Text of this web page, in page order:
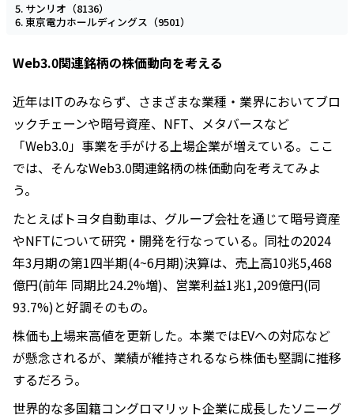
サンリオ（8136）
東京電力ホールディングス（9501）
Web3.0関連銘柄の株価動向を考える
近年はITのみならず、さまざまな業種・業界においてブロ
ックチェーンや暗号資産、NFT、メタバースなど
「Web3.0」事業を手がける上場企業が増えている。ここ
では、そんなWeb3.0関連銘柄の株価動向を考えてみよ
う。
たとえばトヨタ自動車は、グループ会社を通じて暗号資産
やNFTについて研究・開発を行なっている。同社の2024
年3月期の第1四半期(4~6月期)決算は、売上高10兆5,468
億円(前年 同期比24.2%増)、営業利益1兆1,209億円(同
93.7%)と好調そのもの。
株価も上場来高値を更新した。本業ではEVへの対応など
が懸念されるが、業績が維持されるなら株価も堅調に推移
するだろう。
世界的な多国籍コングロマリット企業に成長したソニーグ